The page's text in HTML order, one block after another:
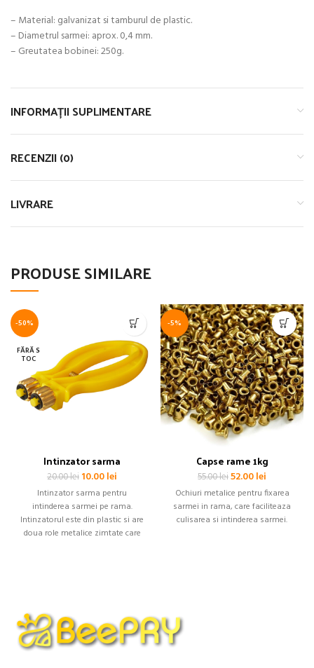
– Material: galvanizat si tamburul de plastic.
– Diametrul sarmei: aprox. 0,4 mm.
– Greutatea bobinei: 250g.
INFORMAȚII SUPLIMENTARE
RECENZII (0)
LIVRARE
PRODUSE SIMILARE
-50%
FĂRĂ S
TOC
Intinzator sarma
20.00lei Prețul
inițial
a
fost:
20.00 lei.
10.00lei
curent
este:
10.00 lei.
Intinzator sarma pentru
intinderea sarmei pe rama.
Intinzatorul este din plastic si are
doua role metalice zimtate care
-5%
Capse rame 1kg
55.00leiPrețul
inițial
a
fost:
55.00 lei.
52.00lei
curent
este:
52.00 lei.
Ochiuri metalice pentru fixarea
sarmei in rama, care faciliteaza
culisarea si intinderea sarmei.